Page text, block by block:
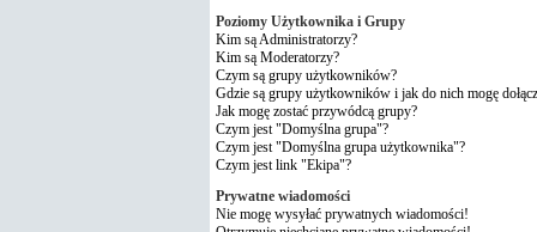
Poziomy Użytkownika i Grupy
Kim są Administratorzy?
Kim są Moderatorzy?
Czym są grupy użytkowników?
Gdzie są grupy użytkowników i jak do nich mogę
Jak mogę zostać przywódcą grupy?
Czym jest "Domyślna grupa"?
Czym jest "Domyślna grupa użytkownika"?
Czym jest link "Ekipa"?
Prywatne wiadomości
Nie mogę wysyłać prywatnych wiadomości!